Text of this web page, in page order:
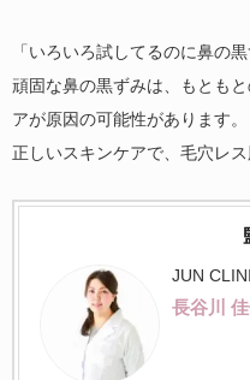
「いろいろ試してるのに鼻の
頑固な鼻の黒ずみは、もとも
アが原因の可能性があります。
正しいスキンケアで、毛穴レス
JUN
長谷川